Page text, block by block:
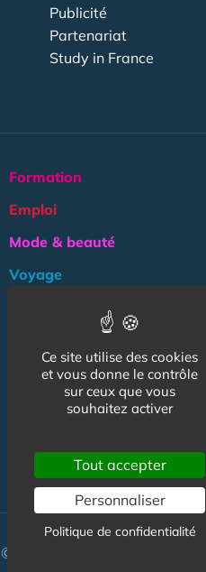
Publicité
Partenariat
Study in France
Formation
Emploi
Mode & beauté
Voyage
Culture
NOS AUTRES SITES :
© CapCampus 2026 - Tous
Ce site utilise des cookies
et vous donne le contrôle
sur ceux que vous
souhaitez activer
Tout accepter
Personnaliser
Politique de confidentialité